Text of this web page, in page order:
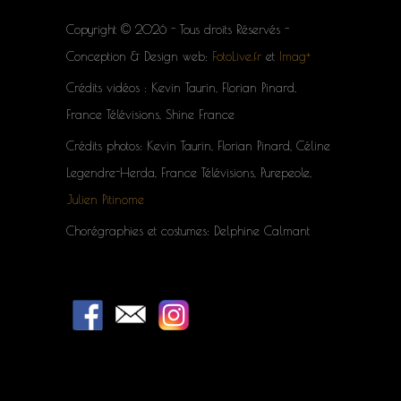
Copyright © 2026 - Tous droits Réservés -
Conception & Design web: FotoLive.fr et Imag+
Crédits vidéos : Kevin Taurin, Florian Pinard,
France Télévisions, Shine France
Crédits photos: Kevin Taurin, Florian Pinard, Céline
Legendre-Herda, France Télévisions, Purepeole,
Julien Pitinome
Chorégraphies et costumes: Delphine Calmant